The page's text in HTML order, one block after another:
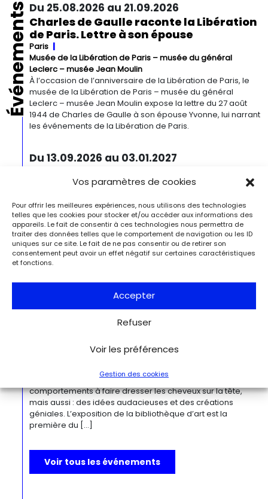
Vos paramètres de cookies
Pour offrir les meilleures expériences, nous utilisons des technologies
telles que les cookies pour stocker et/ou accéder aux informations des
appareils. Le fait de consentir à ces technologies nous permettra de
traiter des données telles que le comportement de navigation ou les ID
uniques sur ce site. Le fait de ne pas consentir ou de retirer son
consentement peut avoir un effet négatif sur certaines caractéristiques
et fonctions.
Accepter
Refuser
Voir les préférences
Gestion des cookies
ÉvénementsDu 25.08.2026 au 21.09.2026
Charles de Gaulle raconte la Libération
de Paris. Lettre à son épouse
Paris
Musée de la Libération de Paris – musée du général
Leclerc – musée Jean Moulin
À l’occasion de l’anniversaire de la Libération de Paris, le
musée de la Libération de Paris – musée du général
Leclerc – musée Jean Moulin expose la lettre du 27 août
1944 de Charles de Gaulle à son épouse Yvonne, lui narrant
les événements de la Libération de Paris.
Du 13.09.2026 au 03.01.2027
Detroit Institute of Arts
novatrice qui présente environ 35 peintures architecturales
réalisées entre les années 1920 et 1960. Pionnière de l’art
moderne, O’Keeffe a célébré la beauté et la complexité
des environnements bâtis qu’elle a habités à travers ces
œuvres remarquables. Tout au long de sa longue carrière,
l’artiste a puisé son inspiration dans […]
Du 27.11.2026 au 04.04.2027
Bizarre ! L’histoire de l’art du mot le
plus fou du monde
Depuis la Renaissance, « bizarre » est le terme ultime pour
désigner des réalités qui remettent radicalement en
d’exception, des rêves, des monstruosités, des
comportements à faire dresser les cheveux sur la tête,
mais aussi : des idées audacieuses et des créations
géniales. L’exposition de la bibliothèque d’art est la
première du […]
Voir tous les événements